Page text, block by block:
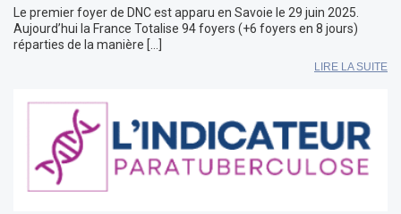
Le premier foyer de DNC est apparu en Savoie le 29 juin 2025.
Aujourd’hui la France Totalise 94 foyers (+6 foyers en 8 jours)
réparties de la manière […]
LIRE LA SUITE